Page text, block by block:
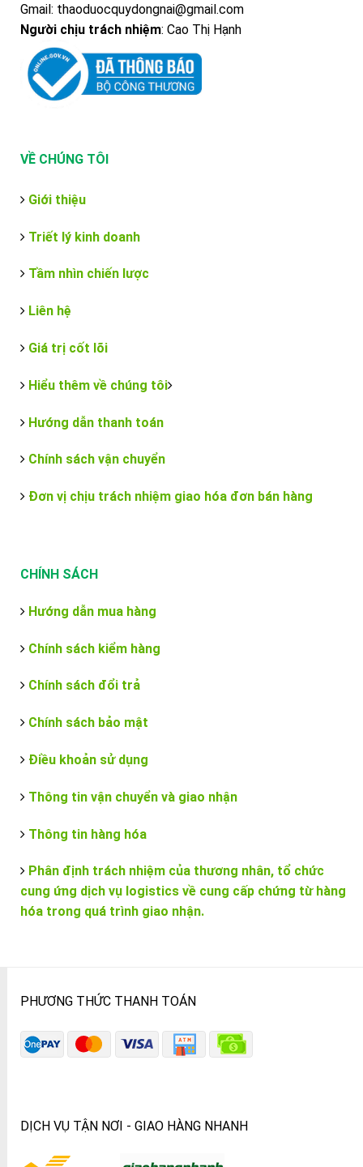
Gmail: thaoduocquydongnai@gmail.com
Người chịu trách nhiệm: Cao Thị Hạnh
VỀ CHÚNG TÔI
Giới thiệu
Triết lý kinh doanh
Tầm nhìn chiến lược
Liên hệ
Giá trị cốt lõi
Hiểu thêm về chúng tôi
Hướng dẫn thanh toán
Chính sách vận chuyển
Đơn vị chịu trách nhiệm giao hóa đơn bán hàng
CHÍNH SÁCH
Hướng dẫn mua hàng
Chính sách kiểm hàng
Chính sách đổi trả
Chính sách bảo mật
Điều khoản sử dụng
Thông tin vận chuyển và giao nhận
Thông tin hàng hóa
Phân định trách nhiệm của thương nhân, tổ chức
cung ứng dịch vụ logistics về cung cấp chứng từ hàng
hóa trong quá trình giao nhận.
PHƯƠNG THỨC THANH TOÁN
DỊCH VỤ TẬN NƠI - GIAO HÀNG NHANH